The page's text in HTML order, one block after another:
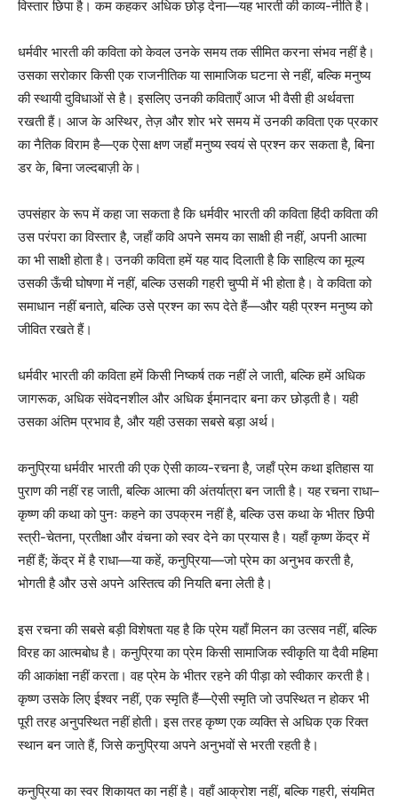
विस्तार छिपा है। कम कहकर अधिक छोड़ देना—यह भारती की काव्य-नीति है।
धर्मवीर भारती की कविता को केवल उनके समय तक सीमित करना संभव नहीं है।
उसका सरोकार किसी एक राजनीतिक या सामाजिक घटना से नहीं, बल्कि मनुष्य
की स्थायी दुविधाओं से है। इसलिए उनकी कविताएँ आज भी वैसी ही अर्थवत्ता
रखती हैं। आज के अस्थिर, तेज़ और शोर भरे समय में उनकी कविता एक प्रकार
का नैतिक विराम है—एक ऐसा क्षण जहाँ मनुष्य स्वयं से प्रश्न कर सकता है, बिना
डर के, बिना जल्दबाज़ी के।
उपसंहार के रूप में कहा जा सकता है कि धर्मवीर भारती की कविता हिंदी कविता की
उस परंपरा का विस्तार है, जहाँ कवि अपने समय का साक्षी ही नहीं, अपनी आत्मा
का भी साक्षी होता है। उनकी कविता हमें यह याद दिलाती है कि साहित्य का मूल्य
उसकी ऊँची घोषणा में नहीं, बल्कि उसकी गहरी चुप्पी में भी होता है। वे कविता को
समाधान नहीं बनाते, बल्कि उसे प्रश्न का रूप देते हैं—और यही प्रश्न मनुष्य को
जीवित रखते हैं।
धर्मवीर भारती की कविता हमें किसी निष्कर्ष तक नहीं ले जाती, बल्कि हमें अधिक
जागरूक, अधिक संवेदनशील और अधिक ईमानदार बना कर छोड़ती है। यही
उसका अंतिम प्रभाव है, और यही उसका सबसे बड़ा अर्थ।
कनुप्रिया धर्मवीर भारती की एक ऐसी काव्य-रचना है, जहाँ प्रेम कथा इतिहास या
पुराण की नहीं रह जाती, बल्कि आत्मा की अंतर्यात्रा बन जाती है। यह रचना राधा–
कृष्ण की कथा को पुनः कहने का उपक्रम नहीं है, बल्कि उस कथा के भीतर छिपी
स्त्री-चेतना, प्रतीक्षा और वंचना को स्वर देने का प्रयास है। यहाँ कृष्ण केंद्र में
नहीं हैं; केंद्र में है राधा—या कहें, कनुप्रिया—जो प्रेम का अनुभव करती है,
भोगती है और उसे अपने अस्तित्व की नियति बना लेती है।
इस रचना की सबसे बड़ी विशेषता यह है कि प्रेम यहाँ मिलन का उत्सव नहीं, बल्कि
विरह का आत्मबोध है। कनुप्रिया का प्रेम किसी सामाजिक स्वीकृति या दैवी महिमा
की आकांक्षा नहीं करता। वह प्रेम के भीतर रहने की पीड़ा को स्वीकार करती है।
कृष्ण उसके लिए ईश्वर नहीं, एक स्मृति हैं—ऐसी स्मृति जो उपस्थित न होकर भी
पूरी तरह अनुपस्थित नहीं होती। इस तरह कृष्ण एक व्यक्ति से अधिक एक रिक्त
स्थान बन जाते हैं, जिसे कनुप्रिया अपने अनुभवों से भरती रहती है।
कनुप्रिया का स्वर शिकायत का नहीं है। वहाँ आक्रोश नहीं, बल्कि गहरी, संयमित